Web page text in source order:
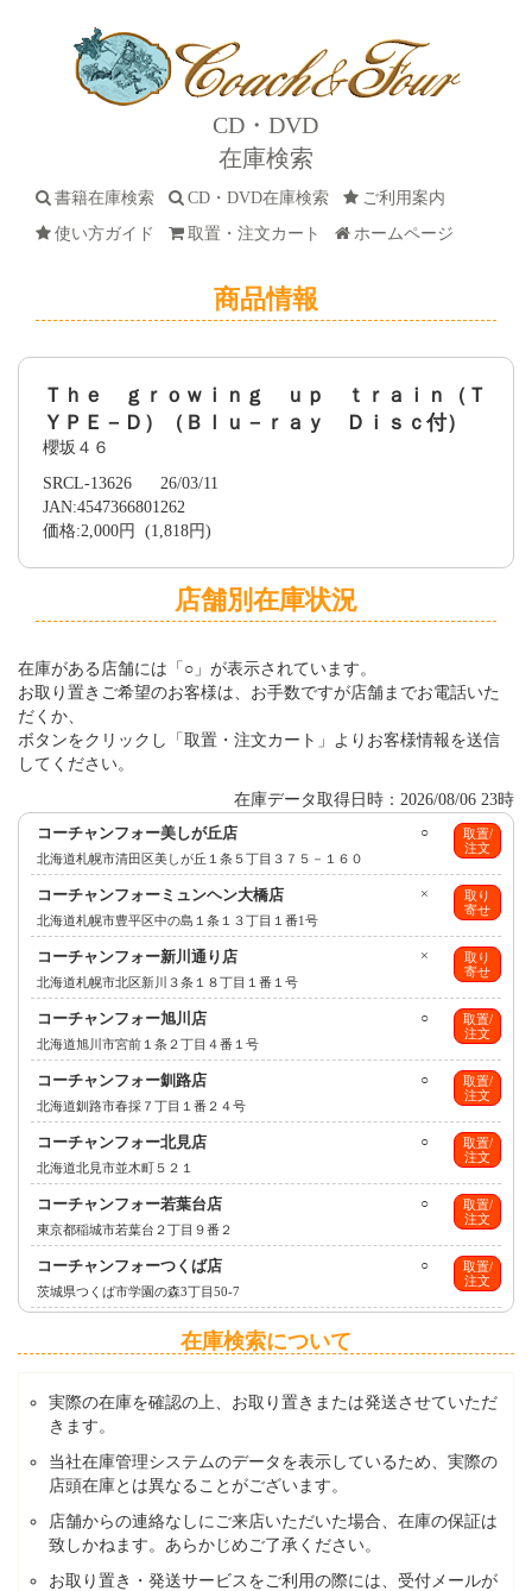
CD・DVD
在庫検索
書籍在庫検索 CD・DVD在庫検索
ご利用案内
使い方ガイド
取置・注文カート ホームページ
商品情報
Ｔｈｅ ｇｒｏｗｉｎｇ ｕｐ ｔｒａｉｎ（Ｔ
ＹＰＥ－Ｄ）（Ｂｌｕ－ｒａｙ Ｄｉｓｃ付）
櫻坂４６
SRCL-13626 26/03/11
JAN:4547366801262
価格:2,000円 (1,818円)
店舗別在庫状況
在庫がある店舗には「○」が表示されています。
お取り置きご希望のお客様は、お手数ですが店舗までお電話いた
だくか、
ボタンをクリックし「取置・注文カート」よりお客様情報を送信
してください。
在庫データ取得日時：2026/08/06 23時
取置/
注文
○
コーチャンフォー美しが丘店
北海道札幌市清田区美しが丘１条５丁目３７５－１６０
取り
寄せ
×
コーチャンフォーミュンヘン大橋店
北海道札幌市豊平区中の島１条１３丁目１番1号
取り
寄せ
×
コーチャンフォー新川通り店
北海道札幌市北区新川３条１８丁目１番１号
取置/
注文
○
コーチャンフォー旭川店
北海道旭川市宮前１条２丁目４番１号
取置/
注文
○
コーチャンフォー釧路店
北海道釧路市春採７丁目１番２４号
取置/
注文
○
コーチャンフォー北見店
北海道北見市並木町５２１
取置/
注文
○
コーチャンフォー若葉台店
東京都稲城市若葉台２丁目９番２
取置/
注文
○
コーチャンフォーつくば店
茨城県つくば市学園の森3丁目50-7
在庫検索について
実際の在庫を確認の上、お取り置きまたは発送させていただ
きます。
当社在庫管理システムのデータを表示しているため、実際の
店頭在庫とは異なることがございます。
店舗からの連絡なしにご来店いただいた場合、在庫の保証は
致しかねます。あらかじめご了承ください。
お取り置き・発送サービスをご利用の際には、受付メールが